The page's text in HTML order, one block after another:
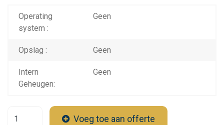
Operating
system :
Geen
Opslag : Geen
Intern
Geheugen:
Geen
Voeg toe aan offerte